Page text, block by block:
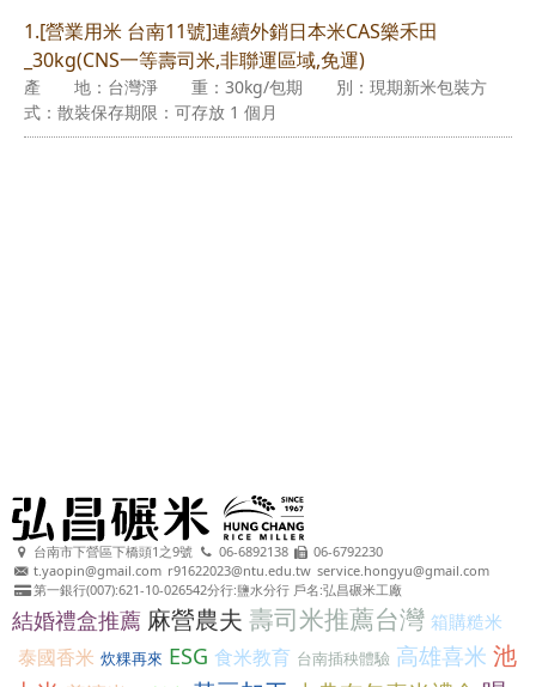
1.[營業用米 台南11號]連續外銷日本米CAS樂禾田
_30kg(CNS一等壽司米,非聯運區域,免運)
產 地：台灣淨 重：30kg/包期 別：現期新米包裝方
式：散裝保存期限：可存放 1 個月
台南市下營區下橋頭1之9號 06-6892138
06-6792230
t.yaopin@gmail.com r91622023@ntu.edu.tw service.hongyu@gmail.com
第一銀行(007):621-10-026542分行:鹽水分行 戶名:弘昌碾米工廠
結婚禮盒推薦 麻營農夫 壽司米推薦台灣 箱購糙米
泰國香米 炊粿再來 ESG 食米教育 台南插秧體驗 高雄喜米 池